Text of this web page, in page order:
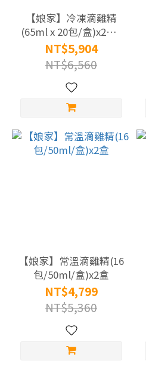
鱸
魚
精
格
4000
元 (2)
【娘家】冷凍滴雞精
(65ml x 20包/盒)x2盒 |
原廠直供 低溫宅配 | 原
廠目前效期：20261216
NT$5,904
NT$6,560
【娘家】常溫滴雞精(16
包/50ml/盒)x2盒
NT$4,799
NT$5,360